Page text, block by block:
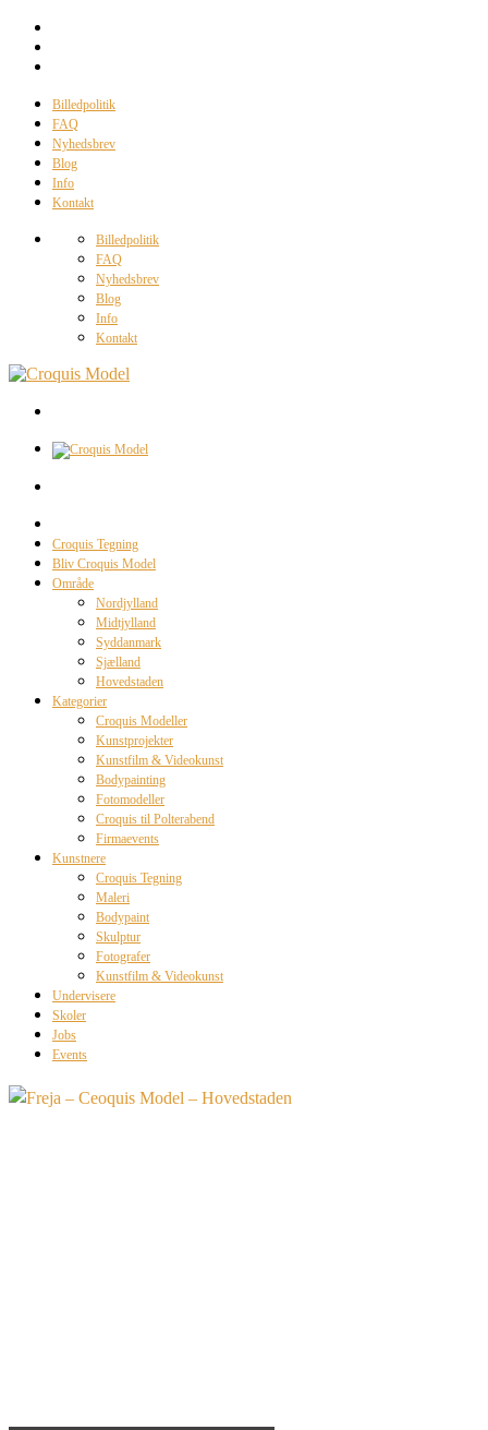
Billedpolitik
FAQ
Nyhedsbrev
Blog
Info
Kontakt
Billedpolitik
FAQ
Nyhedsbrev
Blog
Info
Kontakt
Croquis Tegning
Bliv Croquis Model
Område
Nordjylland
Midtjylland
Syddanmark
Sjælland
Hovedstaden
Kategorier
Croquis Modeller
Kunstprojekter
Kunstfilm & Videokunst
Bodypainting
Fotomodeller
Croquis til Polterabend
Firmaevents
Kunstnere
Croquis Tegning
Maleri
Bodypaint
Skulptur
Fotografer
Kunstfilm & Videokunst
Undervisere
Skoler
Jobs
Events